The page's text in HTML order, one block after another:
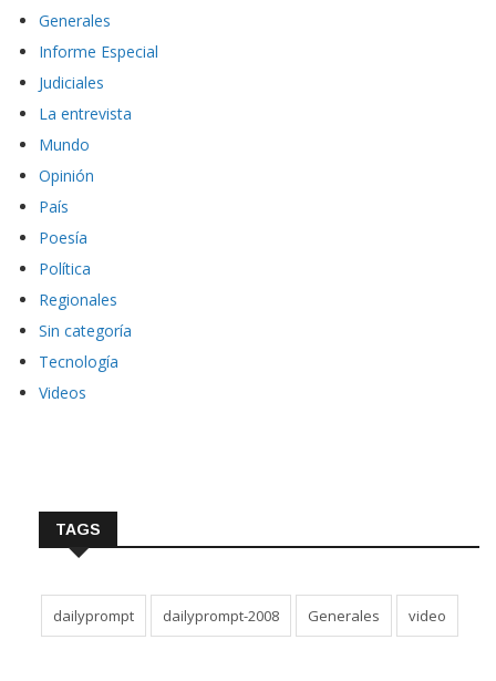
Generales
Informe Especial
Judiciales
La entrevista
Mundo
Opinión
País
Poesía
Política
Regionales
Sin categoría
Tecnología
Videos
TAGS
dailyprompt dailyprompt-2008 Generales video